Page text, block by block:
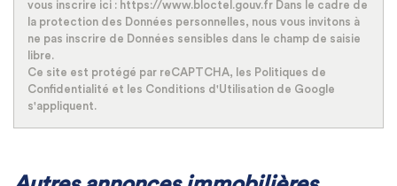
vous inscrire ici : https://www.bloctel.gouv.fr Dans le cadre de
la protection des Données personnelles, nous vous invitons à
ne pas inscrire de Données sensibles dans le champ de saisie
libre.
Ce site est protégé par reCAPTCHA, les Politiques de
Confidentialité et les Conditions d'Utilisation de Google
s'appliquent.